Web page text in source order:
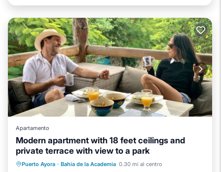
Apartamento
Modern apartment with 18 feet ceilings and
private terrace with view to a park
Puerto Ayora · Bahia de la Academia 0.30 mi al centro
Frente al mar
Bañera de hidromasaje